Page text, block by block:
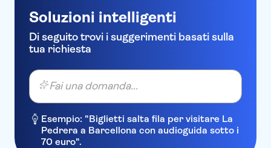
Soluzioni intelligenti
Di seguito trovi i suggerimenti basati sulla
tua richiesta
Fai una domanda...
Esempio: "Biglietti salta fila per visitare La
Pedrera a Barcellona con audioguida sotto i
70 euro".